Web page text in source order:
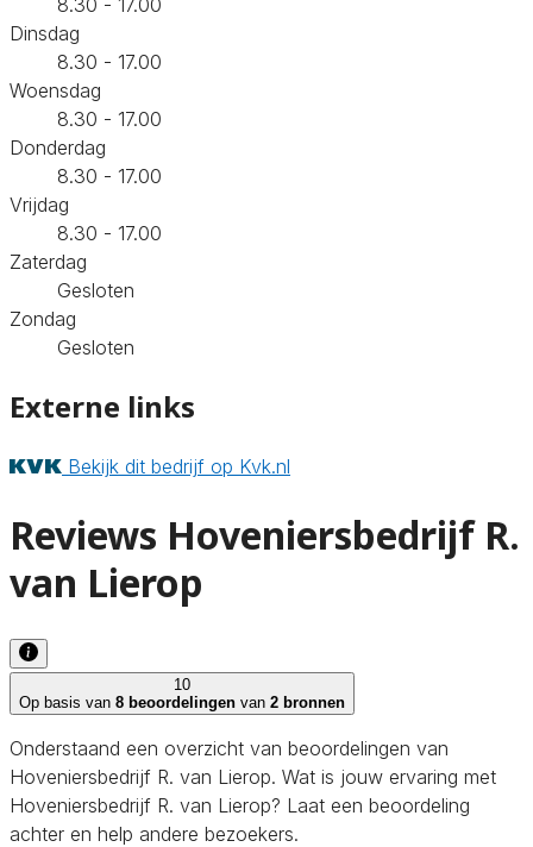
Dinsdag
8.30 - 17.00
Woensdag
8.30 - 17.00
Donderdag
8.30 - 17.00
Vrijdag
8.30 - 17.00
Zaterdag
Gesloten
Zondag
Gesloten
Externe links
Bekijk dit bedrijf op Kvk.nl
Reviews Hoveniersbedrijf R.
van Lierop
10
Op basis van 8 beoordelingen van 2 bronnen
Onderstaand een overzicht van beoordelingen van
Hoveniersbedrijf R. van Lierop. Wat is jouw ervaring met
Hoveniersbedrijf R. van Lierop? Laat een beoordeling
achter en help andere bezoekers.